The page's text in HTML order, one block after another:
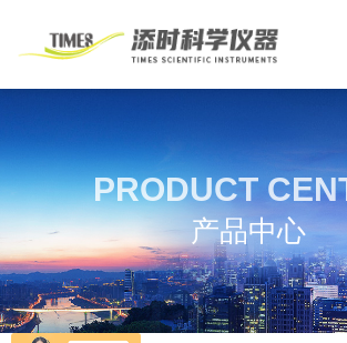
PRODUCT
产品中心